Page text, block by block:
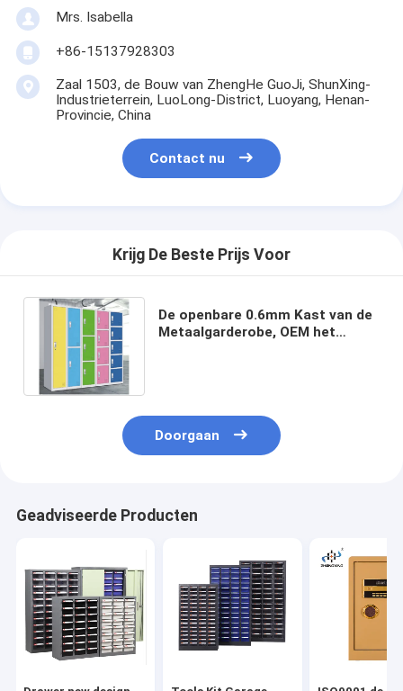
Mrs. Isabella
+86-15137928303
Zaal 1503, de Bouw van ZhengHe GuoJi, ShunXing-
Industrieterrein, LuoLong-District, Luoyang, Henan-
Provincie, China
Contact nu
Krijg De Beste Prijs Voor
De openbare 0.6mm Kast van de
Metaalgarderobe, OEM het
Doorgaan
Geadviseerde Producten